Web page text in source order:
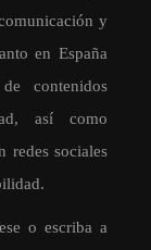
y
en España
contenidos
así como
redes sociales
o escriba a